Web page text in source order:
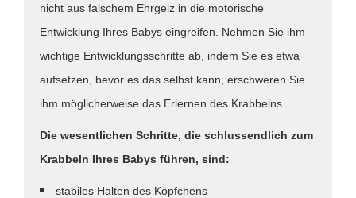
nicht aus falschem Ehrgeiz in die motorische
Entwicklung Ihres Babys eingreifen. Nehmen Sie ihm
wichtige Entwicklungsschritte ab, indem Sie es etwa
aufsetzen, bevor es das selbst kann, erschweren Sie
ihm möglicherweise das Erlernen des Krabbelns.
Die wesentlichen Schritte, die schlussendlich zum
Krabbeln Ihres Babys führen, sind:
stabiles Halten des Köpfchens